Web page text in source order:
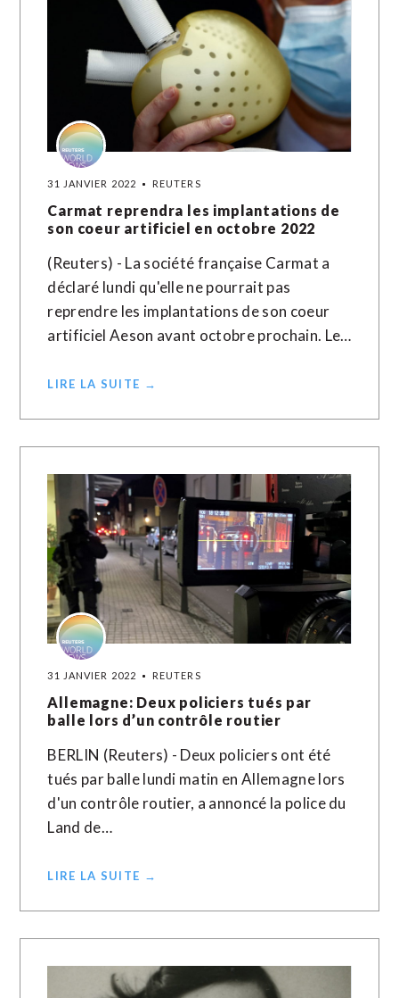
31 JANVIER 2022 REUTERS
Carmat reprendra les implantations de
son coeur artificiel en octobre 2022
(Reuters) - La société française Carmat a
déclaré lundi qu'elle ne pourrait pas
reprendre les implantations de son coeur
artificiel Aeson avant octobre prochain. Le…
LIRE LA SUITE →
31 JANVIER 2022 REUTERS
Allemagne: Deux policiers tués par
balle lors d’un contrôle routier
BERLIN (Reuters) - Deux policiers ont été
tués par balle lundi matin en Allemagne lors
d'un contrôle routier, a annoncé la police du
Land de…
LIRE LA SUITE →